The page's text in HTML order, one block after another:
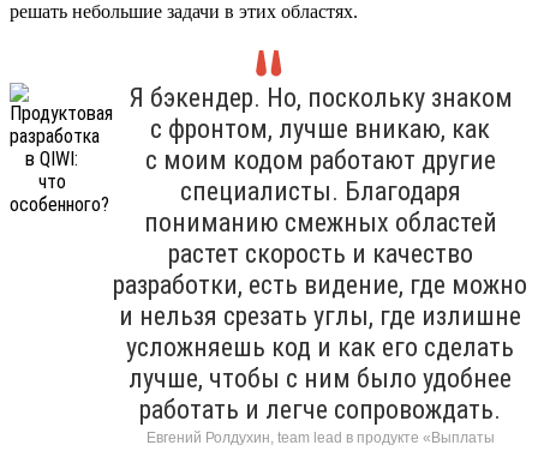
решать небольшие задачи в этих областях.
Я бэкендер. Но, поскольку знаком
с фронтом, лучше вникаю, как
с моим кодом работают другие
специалисты. Благодаря
пониманию смежных областей
растет скорость и качество
разработки, есть видение, где можно
и нельзя срезать углы, где излишне
усложняешь код и как его сделать
лучше, чтобы с ним было удобнее
работать и легче сопровождать.
Евгений Ролдухин, team lead в продукте «Выплаты